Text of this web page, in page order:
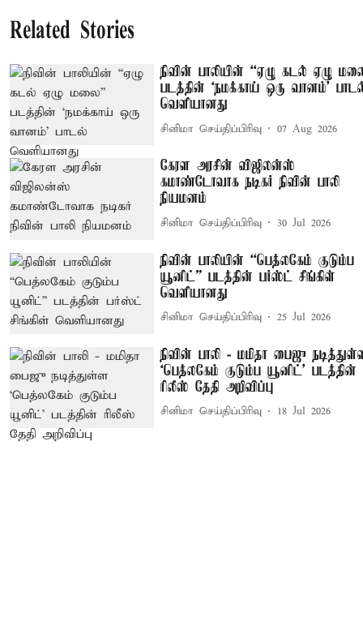
Related Stories
நிவின் பாலியின் “ஏழு கடல் ஏழு
படத்தின் ‘நமக்காய் ஒரு வானம்’
வெளியானது
சினிமா செய்திப்பிரிவு 07 Aug 2026
கேரள அரசின் விஜிலன்ஸ்
கமாண்டோவாக நடிகர் நிவின் பாலி
நியமனம்
சினிமா செய்திப்பிரிவு 30 Jul 2026
நிவின் பாலியின் “பெத்லகேம் குடும்ப
யூனிட்” படத்தின் பர்ஸ்ட் சிங்கிள்
வெளியானது
சினிமா செய்திப்பிரிவு 25 Jul 2026
நிவின் பாலி - மமிதா பைஜு
‘பெத்லகேம் குடும்ப யூனிட்' படத்தின்
ரிலீஸ் தேதி அறிவிப்பு
சினிமா செய்திப்பிரிவு 18 Jul 2026